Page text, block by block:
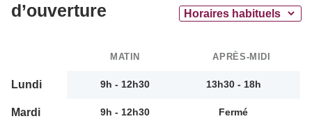
d’ouverture
MATIN APRÈS-MIDI
Lundi 9h - 12h30 13h30 - 18h
Mardi 9h - 12h30 Fermé